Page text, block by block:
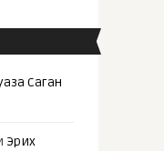
Саган
Эрих